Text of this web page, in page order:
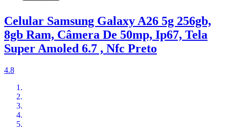
Celular Samsung Galaxy A26 5g 256gb,
8gb Ram, Câmera De 50mp, Ip67, Tela
Super Amoled 6.7 , Nfc Preto
4.8